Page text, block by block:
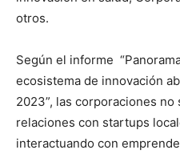
otros.
Según el informe
ecosistema de innovación
2023”, las corporaciones
relaciones con startups
interactuando con